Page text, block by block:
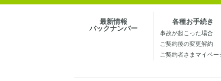
最新情報
バックナンバー
各種お手続き
事故が起こった場合
ご契約後の変更解約
ご契約者さまマイペー